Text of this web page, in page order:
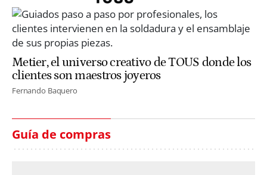
Metier, el universo creativo de TOUS donde los
clientes son maestros joyeros
Fernando Baquero
Guía de compras